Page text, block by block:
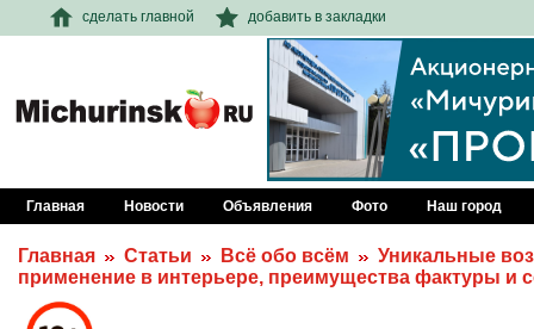
сделать главной добавить в закладки
Главная Новости Объявления Фото Наш город
Главная Статьи Всё обо всём
Уникальные
применение в интерьере, преимущества фактуры и